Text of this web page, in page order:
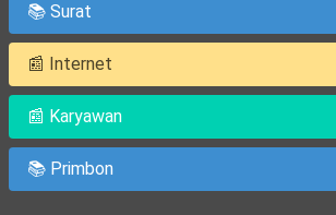
📚 Surat
📰 Internet
📰 Karyawan
📚 Primbon